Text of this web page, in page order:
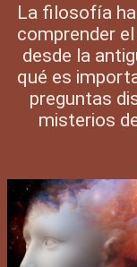
La filosofía
comprender
desde la
qué es
preguntas
misterios